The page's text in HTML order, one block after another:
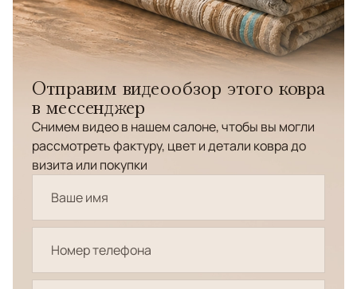
Отправим видеообзор этого ковра
в мессенджер
Снимем видео в нашем салоне, чтобы вы могли
рассмотреть фактуру, цвет и детали ковра до
визита или покупки